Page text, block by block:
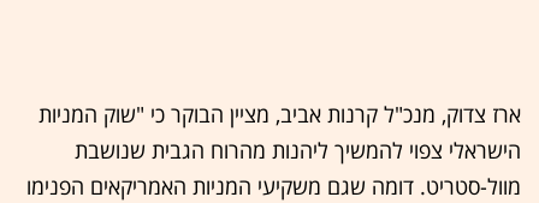
ארז צדוק, מנכ"ל קרנות אביב, מציין הבוקר כי "שוק המניות
הישראלי צפוי להמשיך ליהנות מהרוח הגבית שנושבת
מוול-סטריט. דומה שגם משקיעי המניות האמריקאים הפנימו